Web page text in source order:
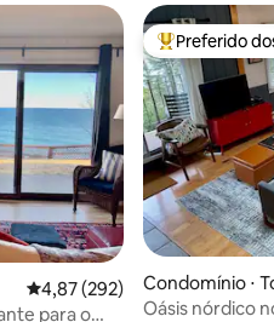
4,87 de uma avaliação média
4,87 (292)
para o
Entre os
Preferido
Condomínio ⋅
Oásis nórdico